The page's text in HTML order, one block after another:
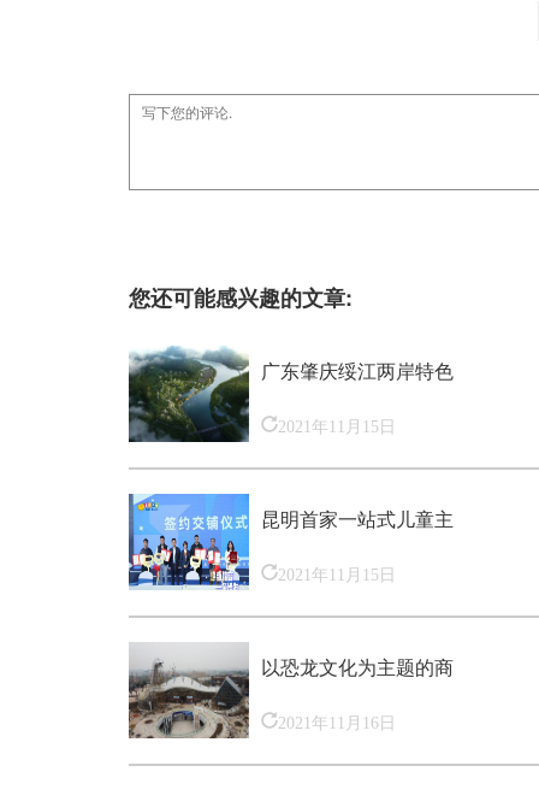
您还可能感兴趣的文章:
广东肇庆绥江两岸特色
2021年11月15日
昆明首家一站式儿童主
2021年11月15日
以恐龙文化为主题的商
2021年11月16日